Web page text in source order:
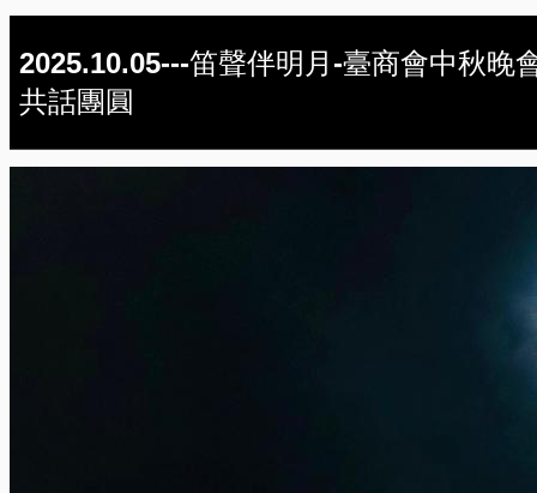
2025.10.05---笛聲伴明月-臺商會中秋晚
共話團圓